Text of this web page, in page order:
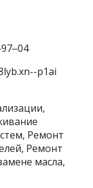
p1ai
Ремонт
Ремонт
масла,